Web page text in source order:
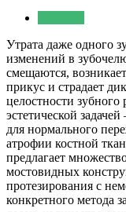
Утрата даже одного
изменений в
смещаются,
прикус и страдает
целостности зубного
эстетической
для нормального
атрофии костной
предлагает
мостовидных
протезирования с
конкретного метода